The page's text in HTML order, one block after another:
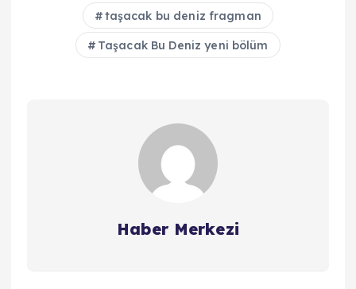
taşacak bu deniz fragman
Taşacak Bu Deniz yeni bölüm
Haber Merkezi